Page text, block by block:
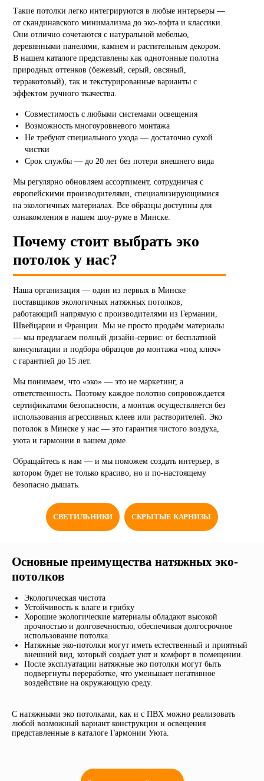
Такие потолки легко интегрируются в любые интерьеры —
от скандинавского минимализма до эко-лофта и классики.
Они отлично сочетаются с натуральной мебелью,
деревянными панелями, камнем и растительным декором.
В нашем каталоге представлены как однотонные полотна
природных оттенков (бежевый, серый, овсяный,
терракотовый), так и текстурированные варианты с
эффектом ручного ткачества.
Совместимость с любыми системами освещения
Возможность многоуровневого монтажа
Не требуют специального ухода — достаточно сухой
чистки
Срок службы — до 20 лет без потери внешнего вида
Мы регулярно обновляем ассортимент, сотрудничая с
европейскими производителями, специализирующимися
на экологичных материалах. Все образцы доступны для
ознакомления в нашем шоу-руме в Минске.
Почему стоит выбрать эко
потолок у нас?
Наша организация — один из первых в Минске
поставщиков экологичных натяжных потолков,
работающий напрямую с производителями из Германии,
Швейцарии и Франции. Мы не просто продаём материалы
— мы предлагаем полный дизайн-сервис: от бесплатной
консультации и подбора образцов до монтажа «под ключ»
с гарантией до 15 лет.
Мы понимаем, что «эко» — это не маркетинг, а
ответственность. Поэтому каждое полотно сопровождается
сертификатами безопасности, а монтаж осуществляется без
использования агрессивных клеев или растворителей. Эко
потолок в Минске у нас — это гарантия чистого воздуха,
уюта и гармонии в вашем доме.
Обращайтесь к нам — и мы поможем создать интерьер, в
котором будет не только красиво, но и по-настоящему
безопасно дышать.
СВЕТИЛЬНИКИ СКРЫТЫЕ КАРНИЗЫ
Основные преимущества натяжных эко-
потолков
Экологическая чистота
Устойчивость к влаге и грибку
Хорошие экологические материалы обладают высокой
прочностью и долговечностью, обеспечивая долгосрочное
использование потолка.
Натяжные эко-потолки могут иметь естественный и приятный
внешний вид, который создает уют и комфорт в помещении.
После эксплуатации натяжные эко потолки могут быть
подвергнуты переработке, что уменьшает негативное
воздействие на окружающую среду.
С натяжными эко потолками, как и с ПВХ можно реализовать
любой возможный вариант конструкции и освещения
представленные в каталоге Гармонии Уюта.